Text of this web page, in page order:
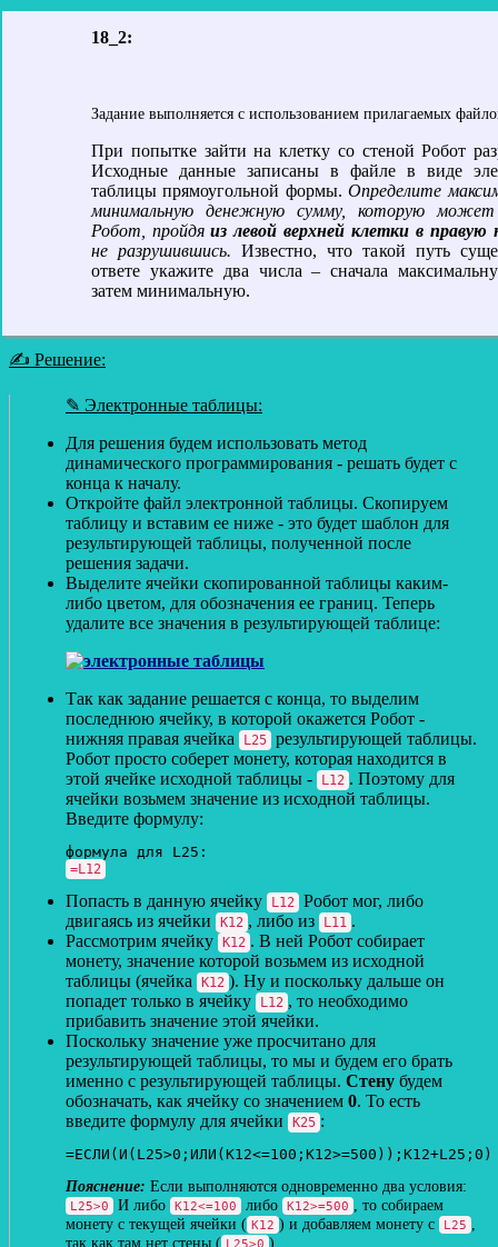
18_2:
Задание выполняется с использованием прилагаемых
При попытке зайти на клетку со стеной Робот
Исходные данные записаны в файле в виде
таблицы прямоугольной формы. Определите
минимальную денежную сумму, которую может
Робот, пройдя из левой верхней клетки в
не разрушившись. Известно, что такой путь
ответе укажите два числа – сначала
затем минимальную.
✍ Решение:
✎ Электронные таблицы:
Для решения будем использовать метод
динамического программирования - решать будет с
конца к началу.
Откройте файл электронной таблицы. Скопируем
таблицу и вставим ее ниже - это будет шаблон для
результирующей таблицы, полученной после
решения задачи.
Выделите ячейки скопированной таблицы каким-
либо цветом, для обозначения ее границ. Теперь
удалите все значения в результирующей таблице:
Так как задание решается с конца, то выделим
последнюю ячейку, в которой окажется Робот -
нижняя правая ячейка
L25 результирующей таблицы.
Робот просто соберет монету, которая находится в
этой ячейке исходной таблицы -
L12 . Поэтому для
ячейки возьмем значение из исходной таблицы.
Введите формулу:
=L12
Попасть в данную ячейку L12 Робот мог, либо
двигаясь из ячейки
K12 , либо из L11 .
Рассмотрим ячейку
К12 . В ней Робот собирает
монету, значение которой возьмем из исходной
таблицы (ячейка
K12 ). Ну и поскольку дальше он
попадет только в ячейку
L12 , то необходимо
прибавить значение этой ячейки.
Поскольку значение уже просчитано для
результирующей таблицы, то мы и будем его брать
именно с результирующей таблицы. Стену будем
обозначать, как ячейку со значением 0. То есть
введите формулу для ячейки
K25 :
=ЕСЛИ(И(L25>0;ИЛИ(K12<=100;K12>=500));K12+L25;0)
Если выполняются одновременно два условия:
L25>0 И либо K12<=100 либо K12>=500 , то собираем
монету с текущей ячейки ( K12 ) и добавляем монету с L25 ,
так как там нет стены (
L25>0 )